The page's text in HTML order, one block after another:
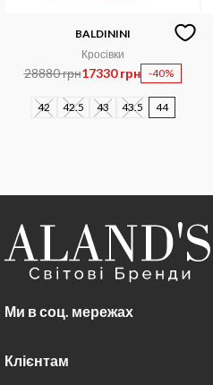
BALDININI
Кросівки
28880 грн17330 грн -40%
42 42.5 43 43.5 44
Ми в соц. мережах
Клієнтам